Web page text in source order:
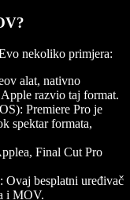
nekoliko primjera:
alat, nativno
razvio taj format.
: Premiere Pro je
spektar formata,
Final Cut Pro
: Ovaj besplatni uređivač
i MOV.